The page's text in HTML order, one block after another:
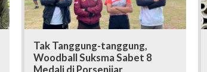
Tak Tanggung-tanggung,
Woodball Suksma Sabet 8
Medali di Porsenijar